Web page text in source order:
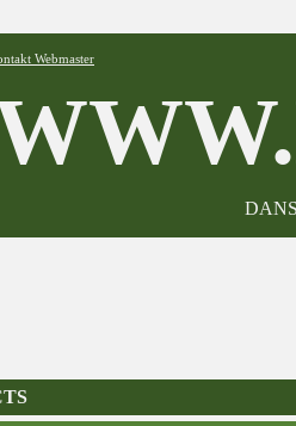
Webmaster